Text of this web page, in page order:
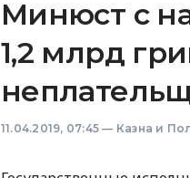
Минюст с
1,2 млрд
11.04.2019, 07:45 — Казна и